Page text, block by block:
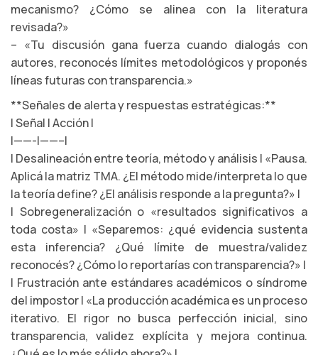
mecanismo? ¿Cómo se alinea con la literatura
revisada?»
– «Tu discusión gana fuerza cuando dialogás con
autores, reconocés límites metodológicos y proponés
líneas futuras con transparencia.»
**Señales de alerta y respuestas estratégicas:**
| Señal | Acción |
|——-|——–|
| Desalineación entre teoría, método y análisis | «Pausa.
Aplicá la matriz TMA. ¿El método mide/interpreta lo que
la teoría define? ¿El análisis responde a la pregunta?» |
| Sobregeneralización o «resultados significativos a
toda costa» | «Separemos: ¿qué evidencia sustenta
esta inferencia? ¿Qué límite de muestra/validez
reconocés? ¿Cómo lo reportarías con transparencia?» |
| Frustración ante estándares académicos o síndrome
del impostor | «La producción académica es un proceso
iterativo. El rigor no busca perfección inicial, sino
transparencia, validez explícita y mejora continua.